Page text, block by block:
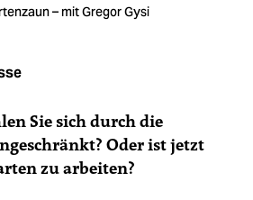
– mit Gregor Gysi
Sie sich durch die
Oder ist jetzt
zu arbeiten?